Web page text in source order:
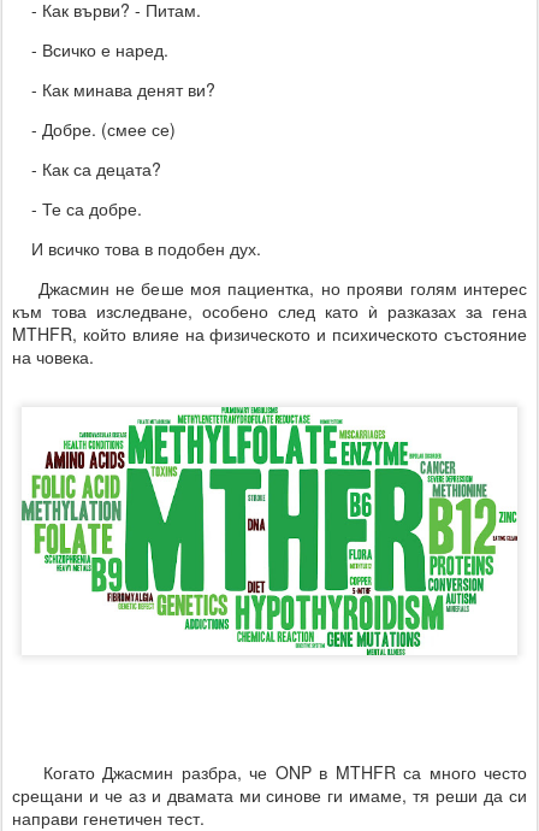
- Как върви? - Питам.
- Всичко е наред.
- Как минава денят ви?
- Добре. (смее се)
- Как са децата?
- Те са добре.
И всичко това в подобен дух.
Джасмин не беше моя пациентка, но прояви голям интерес
към това изследване, особено след като ѝ разказах за гена
MTHFR, който влияе на физическото и психическото състояние
на човека.
Когато Джасмин разбра, че ONP в MTHFR са много често
срещани и че аз и двамата ми синове ги имаме, тя реши да си
направи генетичен тест.